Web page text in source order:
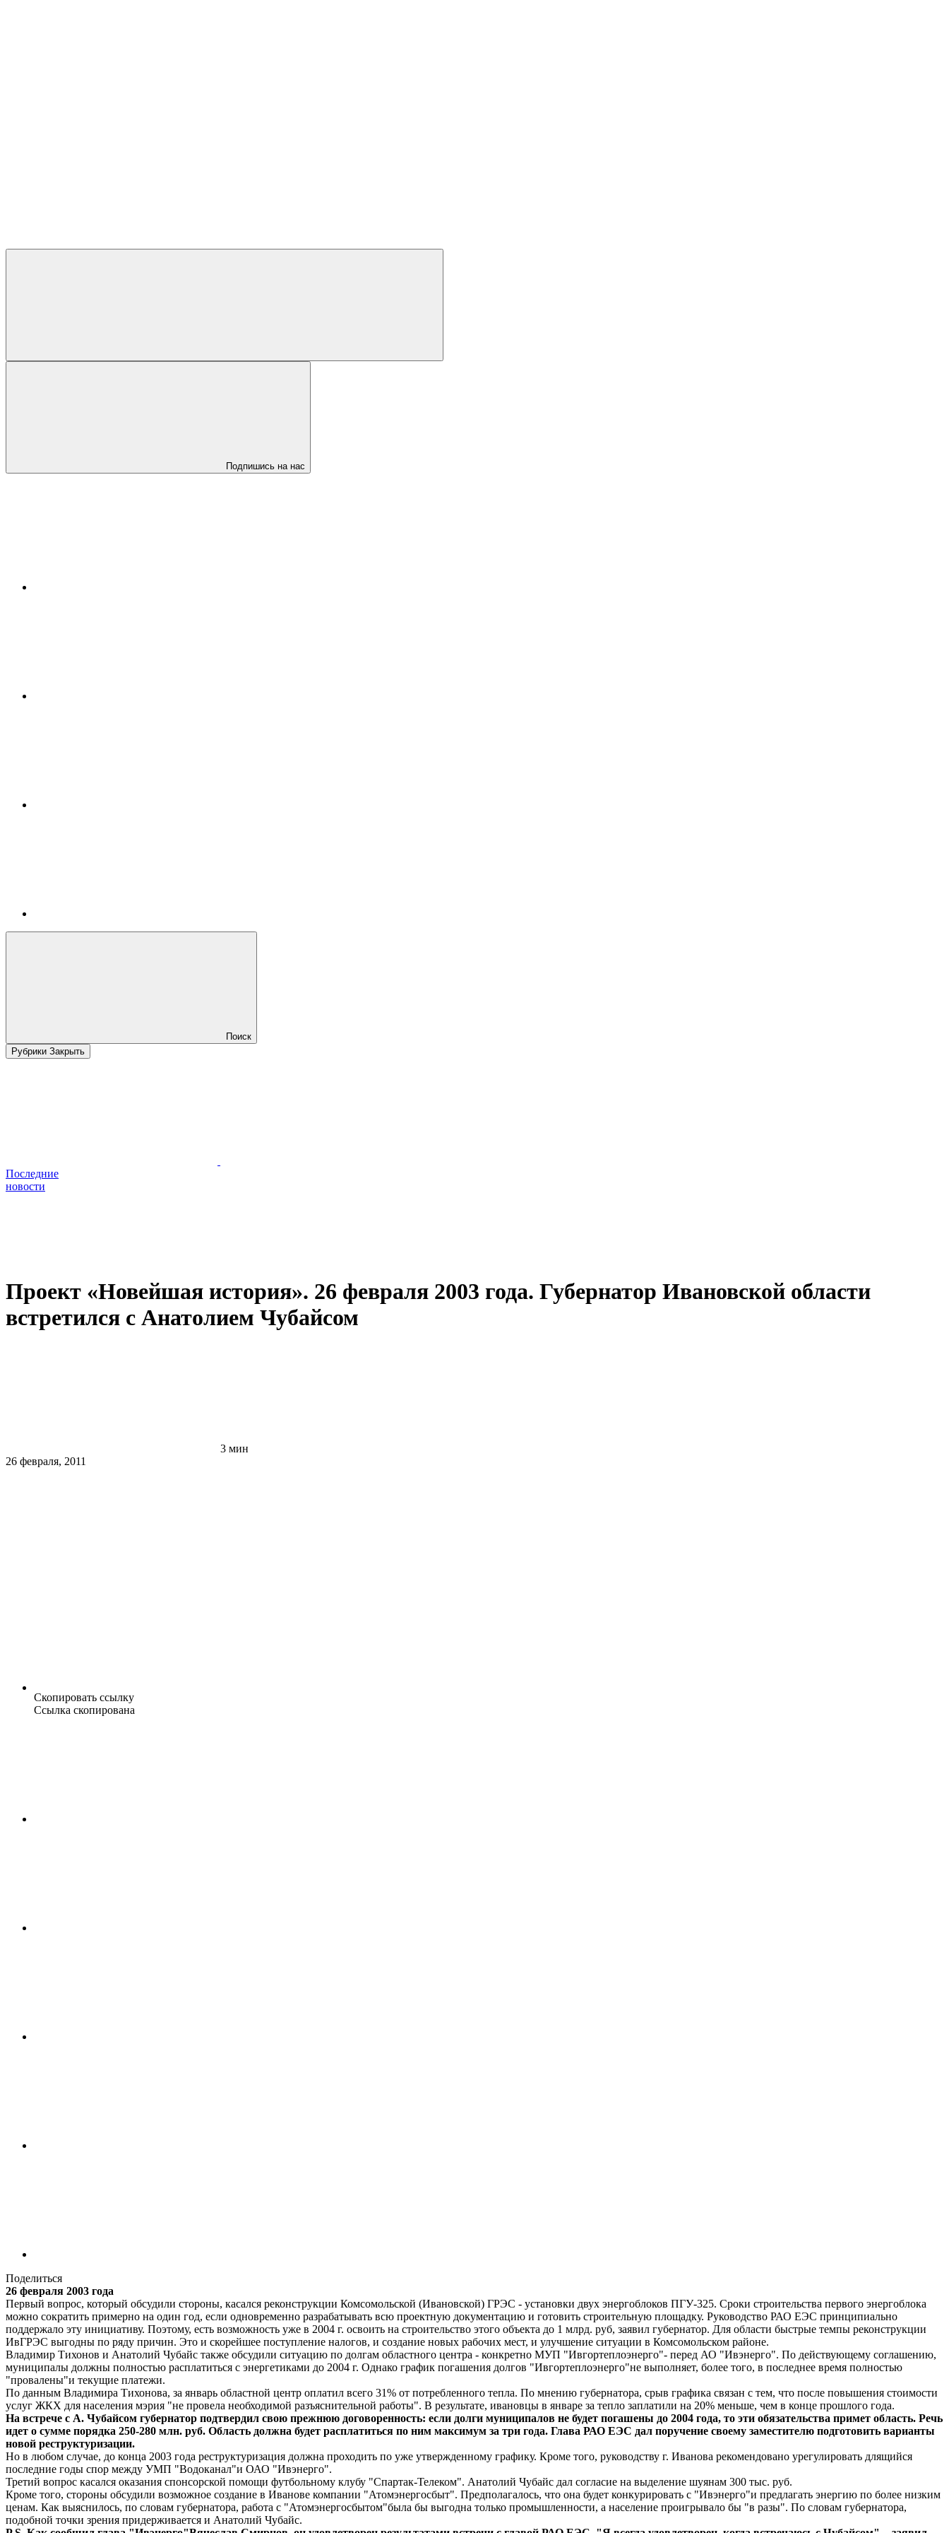
Подпишись на нас
Поиск
Рубрики Закрыть
Последние
новости
Проект «Новейшая история». 26 февраля 2003 года. Губернатор Ивановской области
встретился с Анатолием Чубайсом
3 мин
26 февраля, 2011
Скопировать ссылку
Ссылка скопирована
Поделиться
26 февраля 2003 года
Первый вопрос, который обсудили стороны, касался реконструкции Комсомольской (Ивановской) ГРЭС - установки двух энергоблоков ПГУ-325. Сроки строительства первого энергоблока
можно сократить примерно на один год, если одновременно разрабатывать всю проектную документацию и готовить строительную площадку. Руководство РАО ЕЭС принципиально
поддержало эту инициативу. Поэтому, есть возможность уже в 2004 г. освоить на строительство этого объекта до 1 млрд. руб, заявил губернатор. Для области быстрые темпы реконструкции
ИвГРЭС выгодны по ряду причин. Это и скорейшее поступление налогов, и создание новых рабочих мест, и улучшение ситуации в Комсомольском районе.
Владимир Тихонов и Анатолий Чубайс также обсудили ситуацию по долгам областного центра - конкретно МУП "Ивгортеплоэнерго"- перед АО "Ивэнерго". По действующему соглашению,
муниципалы должны полностью расплатиться с энергетиками до 2004 г. Однако график погашения долгов "Ивгортеплоэнерго"не выполняет, более того, в последнее время полностью
"провалены"и текущие платежи.
По данным Владимира Тихонова, за январь областной центр оплатил всего 31% от потребленного тепла. По мнению губернатора, срыв графика связан с тем, что после повышения стоимости
услуг ЖКХ для населения мэрия "не провела необходимой разъяснительной работы". В результате, ивановцы в январе за тепло заплатили на 20% меньше, чем в конце прошлого года.
На встрече с А. Чубайсом губернатор подтвердил свою прежнюю договоренность: если долги муниципалов не будет погашены до 2004 года, то эти обязательства примет область. Речь
идет о сумме порядка 250-280 млн. руб. Область должна будет расплатиться по ним максимум за три года. Глава РАО ЕЭС дал поручение своему заместителю подготовить варианты
новой реструктуризации.
Но в любом случае, до конца 2003 года реструктуризация должна проходить по уже утвержденному графику. Кроме того, руководству г. Иванова рекомендовано урегулировать длящийся
последние годы спор между УМП "Водоканал"и ОАО "Ивэнерго".
Третий вопрос касался оказания спонсорской помощи футбольному клубу "Спартак-Телеком". Анатолий Чубайс дал согласие на выделение шуянам 300 тыс. руб.
Кроме того, стороны обсудили возможное создание в Иванове компании "Атомэнергосбыт". Предполагалось, что она будет конкурировать с "Ивэнерго"и предлагать энергию по более низким
ценам. Как выяснилось, по словам губернатора, работа с "Атомэнергосбытом"была бы выгодна только промышленности, а население проигрывало бы "в разы". По словам губернатора,
подобной точки зрения придерживается и Анатолий Чубайс.